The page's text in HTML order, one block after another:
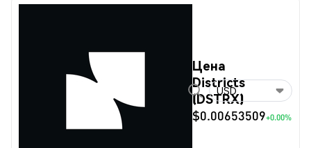
Цена
Districts
(DSTRX)
$0.00653509+0.00%
USD